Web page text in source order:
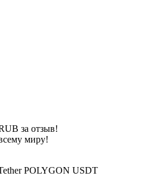
за отзыв!
миру!
POLYGON USDT